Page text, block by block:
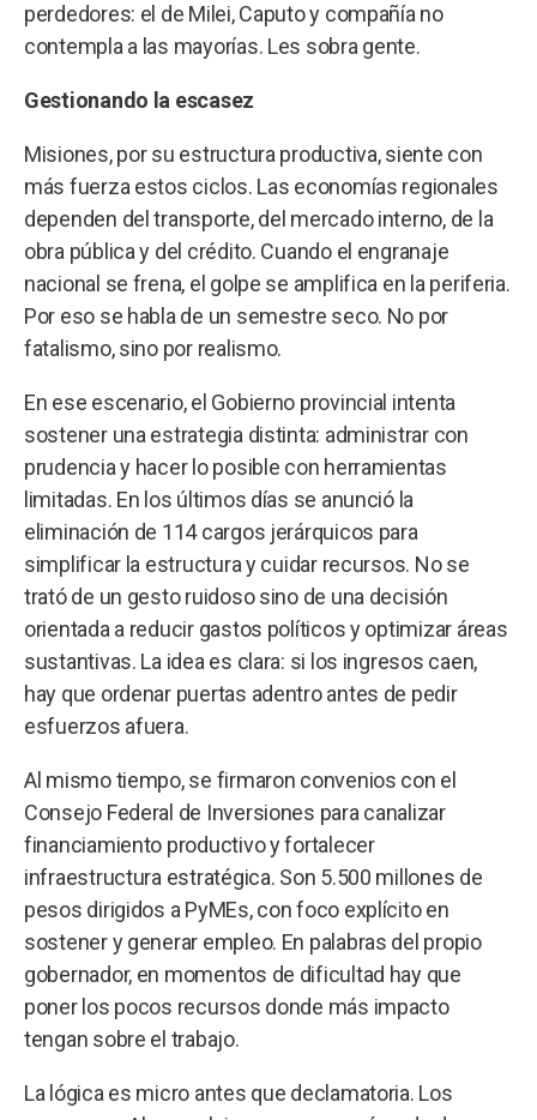
perdedores: el de Milei, Caputo y compañía no
contempla a las mayorías. Les sobra gente.
Gestionando la escasez
Misiones, por su estructura productiva, siente con
más fuerza estos ciclos. Las economías regionales
dependen del transporte, del mercado interno, de la
obra pública y del crédito. Cuando el engranaje
nacional se frena, el golpe se amplifica en la periferia.
Por eso se habla de un semestre seco. No por
fatalismo, sino por realismo.
En ese escenario, el Gobierno provincial intenta
sostener una estrategia distinta: administrar con
prudencia y hacer lo posible con herramientas
limitadas. En los últimos días se anunció la
eliminación de 114 cargos jerárquicos para
simplificar la estructura y cuidar recursos. No se
trató de un gesto ruidoso sino de una decisión
orientada a reducir gastos políticos y optimizar áreas
sustantivas. La idea es clara: si los ingresos caen,
hay que ordenar puertas adentro antes de pedir
esfuerzos afuera.
Al mismo tiempo, se firmaron convenios con el
Consejo Federal de Inversiones para canalizar
financiamiento productivo y fortalecer
infraestructura estratégica. Son 5.500 millones de
pesos dirigidos a PyMEs, con foco explícito en
sostener y generar empleo. En palabras del propio
gobernador, en momentos de dificultad hay que
poner los pocos recursos donde más impacto
tengan sobre el trabajo.
La lógica es micro antes que declamatoria. Los